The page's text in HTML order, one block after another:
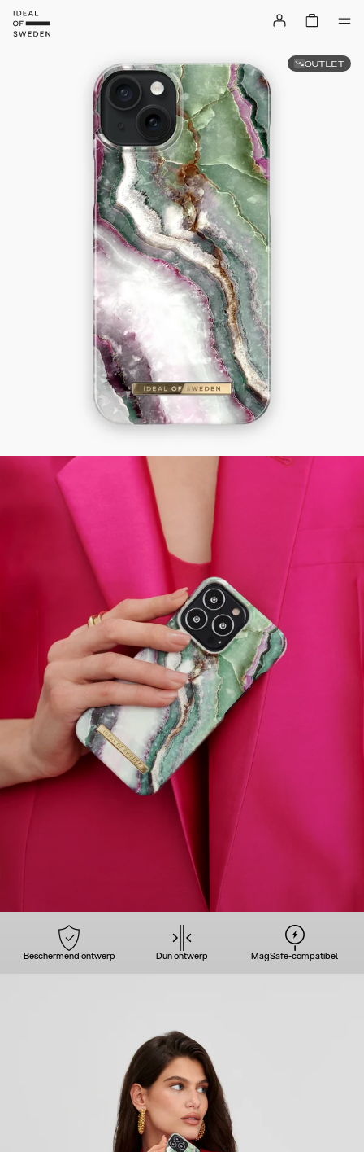
Beschermend ontwerp Dun ontwerp MagSafe-compatibel
OUTLET